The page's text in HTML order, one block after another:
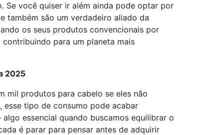
Se você quiser ir além ainda pode optar por
também são um verdadeiro aliado da
os seus produtos convencionais por
para um planeta mais
2025
mil produtos para cabelo se eles não
esse tipo de consumo pode acabar
essencial quando buscamos equilibrar o
é parar para pensar antes de adquirir